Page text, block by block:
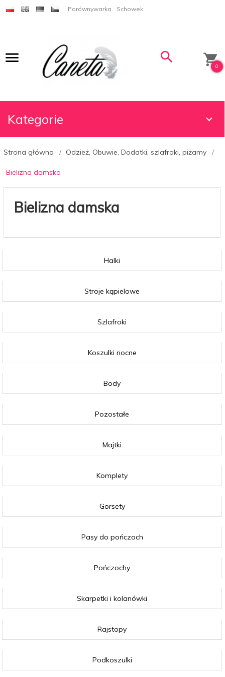
Porównywarka Schowek
0
Kategorie
Strona główna Odzież, Obuwie, Dodatki, szlafroki, piżamy
Bielizna damska
Bielizna damska
Halki
Stroje kąpielowe
Szlafroki
Koszulki nocne
Body
Pozostałe
Majtki
Komplety
Gorsety
Pasy do pończoch
Pończochy
Skarpetki i kolanówki
Rajstopy
Podkoszulki